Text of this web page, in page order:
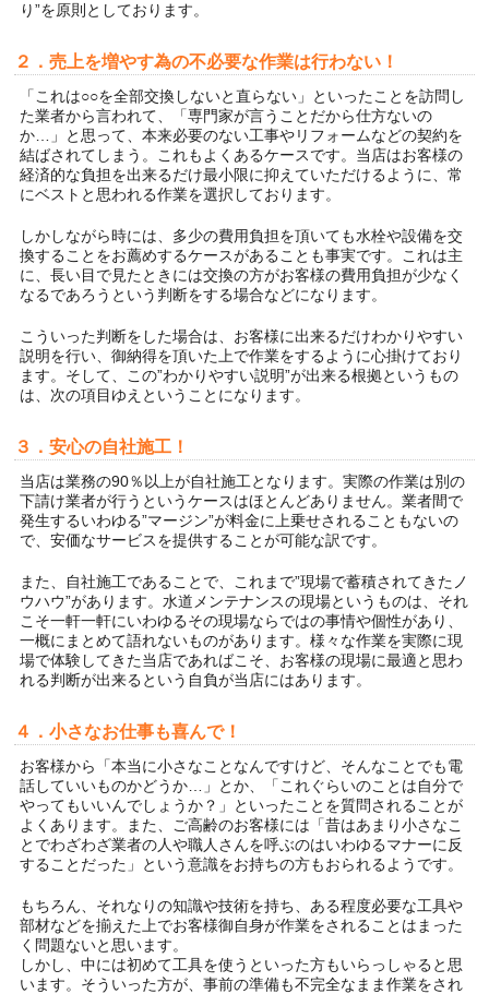
り”を原則としております。
２．売上を増やす為の不必要な作業は行わない！
「これは○○を全部交換しないと直らない」といったことを訪問し
た業者から言われて、「専門家が言うことだから仕方ないの
か…」と思って、本来必要のない工事やリフォームなどの契約を
結ばされてしまう。これもよくあるケースです。当店はお客様の
経済的な負担を出来るだけ最小限に抑えていただけるように、常
にベストと思われる作業を選択しております。
しかしながら時には、多少の費用負担を頂いても水栓や設備を交
換することをお薦めするケースがあることも事実です。これは主
に、長い目で見たときには交換の方がお客様の費用負担が少なく
なるであろうという判断をする場合などになります。
こういった判断をした場合は、お客様に出来るだけわかりやすい
説明を行い、御納得を頂いた上で作業をするように心掛けており
ます。そして、この”わかりやすい説明”が出来る根拠というもの
は、次の項目ゆえということになります。
３．安心の自社施工！
当店は業務の90％以上が自社施工となります。実際の作業は別の
下請け業者が行うというケースはほとんどありません。業者間で
発生するいわゆる”マージン”が料金に上乗せされることもないの
で、安価なサービスを提供することが可能な訳です。
また、自社施工であることで、これまで”現場で蓄積されてきたノ
ウハウ”があります。水道メンテナンスの現場というものは、それ
こそ一軒一軒にいわゆるその現場ならではの事情や個性があり、
一概にまとめて語れないものがあります。様々な作業を実際に現
場で体験してきた当店であればこそ、お客様の現場に最適と思わ
れる判断が出来るという自負が当店にはあります。
４．小さなお仕事も喜んで！
お客様から「本当に小さなことなんですけど、そんなことでも電
話していいものかどうか…」とか、「これぐらいのことは自分で
やってもいいんでしょうか？」といったことを質問されることが
よくあります。また、ご高齢のお客様には「昔はあまり小さなこ
とでわざわざ業者の人や職人さんを呼ぶのはいわゆるマナーに反
することだった」という意識をお持ちの方もおられるようです。
もちろん、それなりの知識や技術を持ち、ある程度必要な工具や
部材などを揃えた上でお客様御自身が作業をされることはまった
く問題ないと思います。
しかし、中には初めて工具を使うといった方もいらっしゃると思
います。そういった方が、事前の準備も不完全なまま作業をされ